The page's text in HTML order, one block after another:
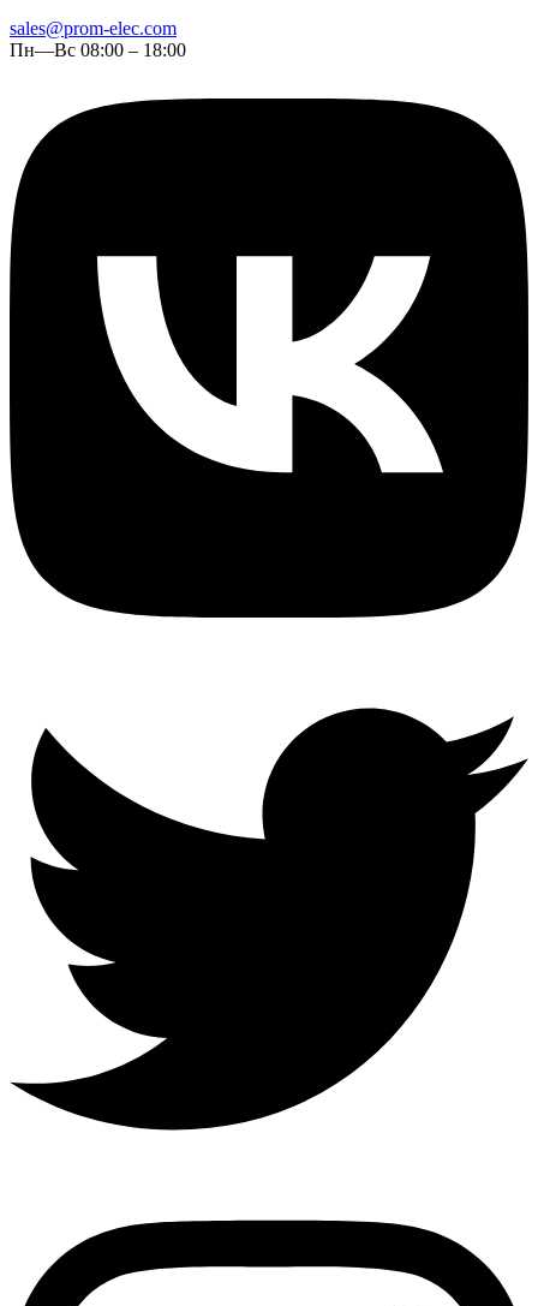
sales@prom-elec.com
Пн—Вс 08:00 – 18:00